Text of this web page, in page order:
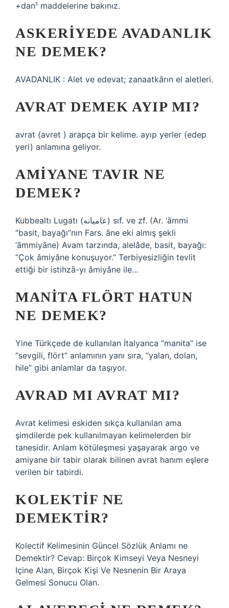
+dan¹ maddelerine bakınız.
ASKERIYEDE AVADANLIK
NE DEMEK?
AVADANLIK : Alet ve edevat; zanaatkârın el aletleri.
AVRAT DEMEK AYIP MI?
avrat (avret ) arapça bir kelime. ayıp yerler (edep
yeri) anlamına geliyor.
AMIYANE TAVIR NE
DEMEK?
Kubbealtı Lugatı (ﻋﺎﻣﻴﺎﻧﻪ) sıf. ve zf. (Ar. ‘āmmі
“basit, bayağı”nın Fars. āne eki almış şekli
‘āmmiyāne) Avam tarzında, alelâde, basit, bayağı:
“Çok âmiyâne konuşuyor.” Terbiyesizliğin tevlit
ettiği bir istihzâ-yı âmiyâne ile…
MANITA FLÖRT HATUN
NE DEMEK?
Yine Türkçede de kullanılan İtalyanca “manita” ise
“sevgili, flört” anlamının yanı sıra, “yalan, dolan,
hile” gibi anlamlar da taşıyor.
AVRAD MI AVRAT MI?
Avrat kelimesi eskiden sıkça kullanılan ama
şimdilerde pek kullanılmayan kelimelerden bir
tanesidir. Anlam kötüleşmesi yaşayarak argo ve
amiyane bir tabir olarak bilinen avrat hanım eşlere
verilen bir tabirdi.
KOLEKTIF NE
DEMEKTIR?
Kolectif Kelimesinin Güncel Sözlük Anlamı ne
Demektir? Cevap: Birçok Kimseyi Veya Nesneyi
Içine Alan, Birçok Kişi Ve Nesnenin Bir Araya
Gelmesi Sonucu Olan.